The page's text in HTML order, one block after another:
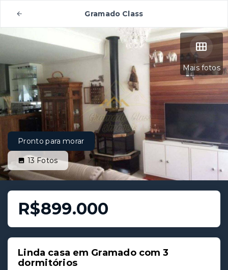
Gramado Class
Mais fotos
Pronto para morar
13 Fotos
R$899.000
Linda casa em Gramado com 3
dormitórios